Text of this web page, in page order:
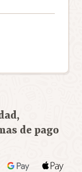
de pago